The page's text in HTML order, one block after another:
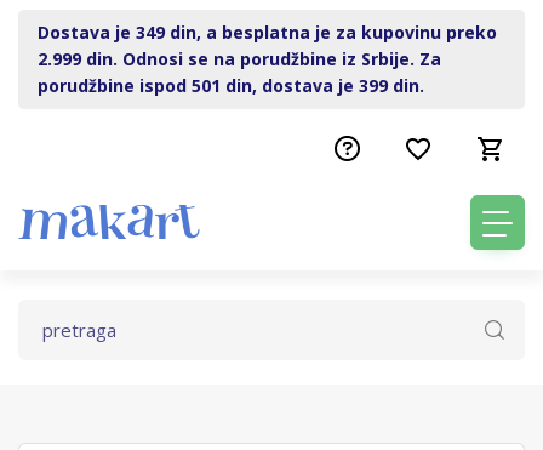
Dostava je 349 din, a besplatna je za kupovinu preko
2.999 din. Odnosi se na porudžbine iz Srbije. Za
porudžbine ispod 501 din, dostava je 399 din.